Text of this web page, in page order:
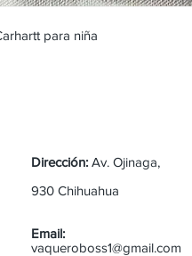
para niña
Dirección: Av. Ojinaga,
930 Chihuahua
Email:
vaqueroboss1@gmail.com